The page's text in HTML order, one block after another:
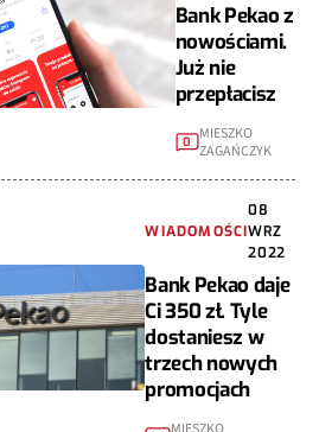
Bank Pekao z
nowościami.
Już nie
przepłacisz
0 MIESZKO
ZAGAŃCZYK
WIADOMOŚCI
08
WRZ
2022
Bank Pekao daje
Ci 350 zł. Tyle
dostaniesz w
trzech nowych
promocjach